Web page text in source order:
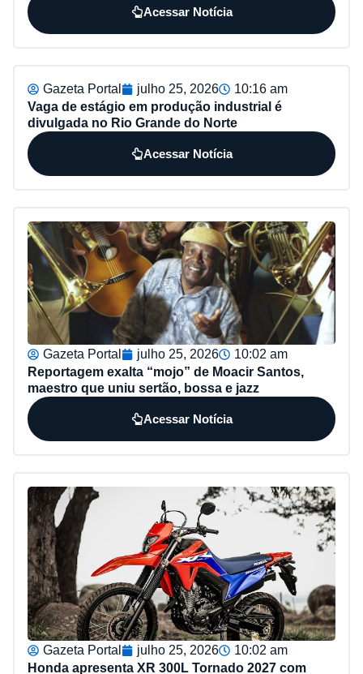
Acessar Notícia
Gazeta Portal julho 25, 2026
10:16 am
Vaga de estágio em produção industrial é
divulgada no Rio Grande do Norte
Acessar Notícia
Gazeta Portal julho 25, 2026
10:02 am
Reportagem exalta “mojo” de Moacir Santos,
maestro que uniu sertão, bossa e jazz
Acessar Notícia
Gazeta Portal julho 25, 2026
10:02 am
Honda apresenta XR 300L Tornado 2027 com